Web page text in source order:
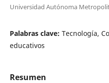
Universidad Autónoma
Palabras clave: Tecnología,
educativos
Resumen